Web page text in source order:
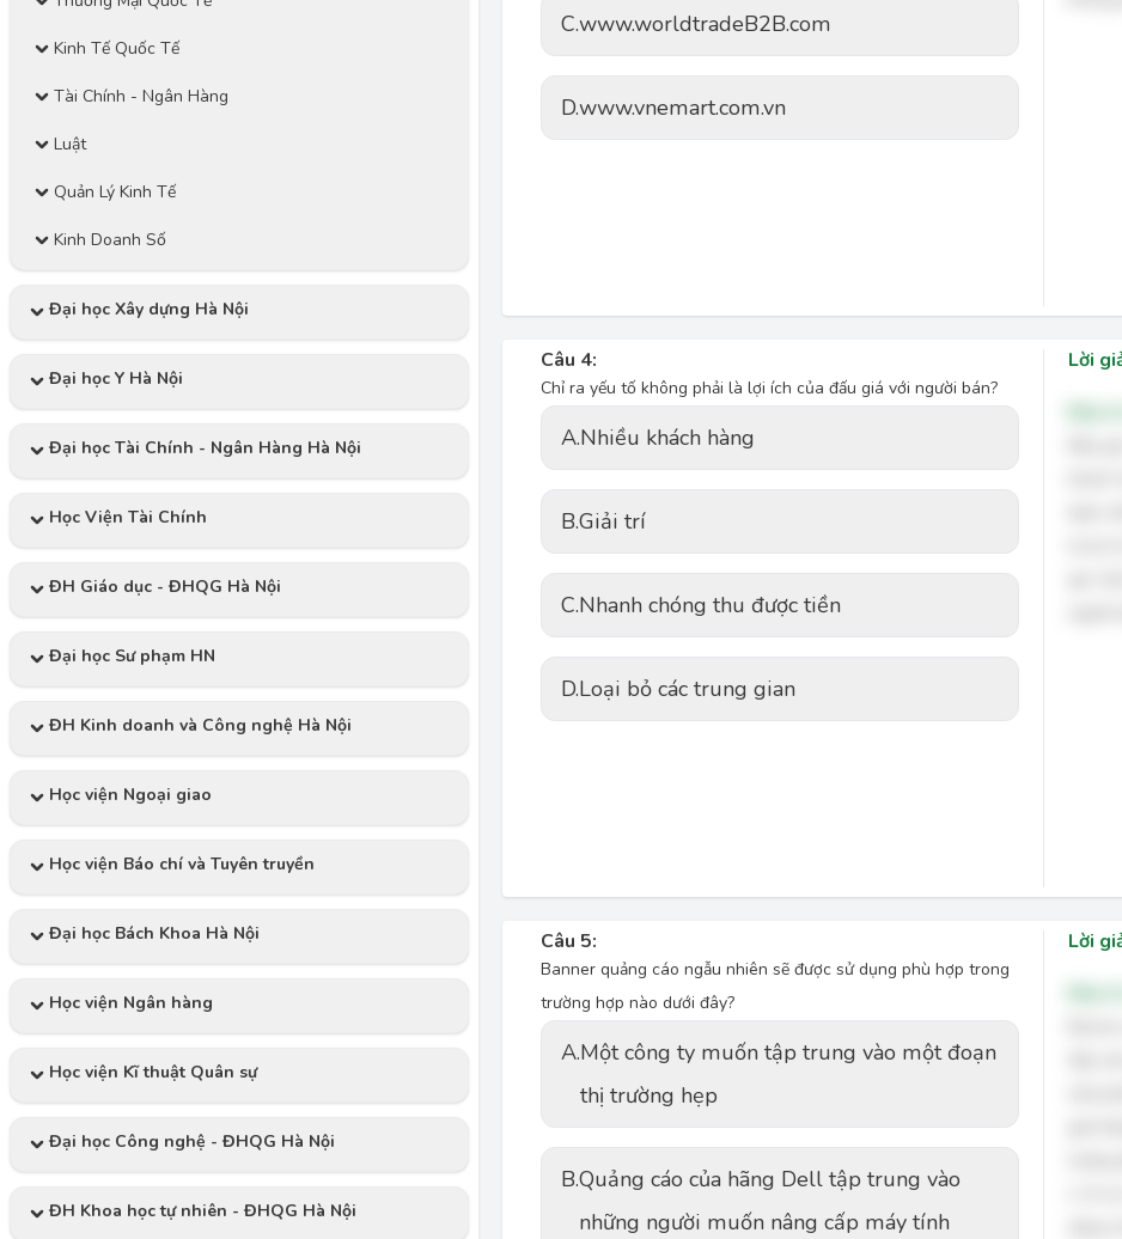
Kinh Tế Quốc Tế
Tài Chính - Ngân Hàng
Luật
Quản Lý Kinh Tế
Kinh Doanh Số
Đại học Xây dựng Hà Nội
Đại học Y Hà Nội
Đại học Tài Chính - Ngân Hàng Hà Nội
Học Viện Tài Chính
ĐH Giáo dục - ĐHQG Hà Nội
Đại học Sư phạm HN
ĐH Kinh doanh và Công nghệ Hà Nội
Học viện Ngoại giao
Học viện Báo chí và Tuyên truyền
Đại học Bách Khoa Hà Nội
Học viện Ngân hàng
Học viện Kĩ thuật Quân sự
Đại học Công nghệ - ĐHQG Hà Nội
ĐH Khoa học tự nhiên - ĐHQG Hà Nội
C.www.worldtradeB2B.com
D.www.vnemart.com.vn
Câu 4:
Chỉ ra yếu tố không phải là lợi ích của đấu giá với người bán?
A.Nhiều khách hàng
B.Giải trí
C.Nhanh chóng thu được tiền
D.Loại bỏ các trung gian
Lời
Câu 5:
Banner quảng cáo ngẫu nhiên sẽ được sử dụng phù hợp trong
trường hợp nào dưới đây?
A.Một công ty muốn tập trung vào một đoạn
thị trường hẹp
B.Quảng cáo của hãng Dell tập trung vào
những người muốn nâng cấp máy tính
Lời